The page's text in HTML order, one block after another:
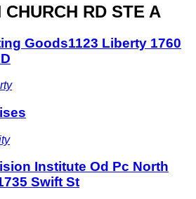
RD STE A
Goods1123 Liberty 1760
Institute Od Pc North
Swift St